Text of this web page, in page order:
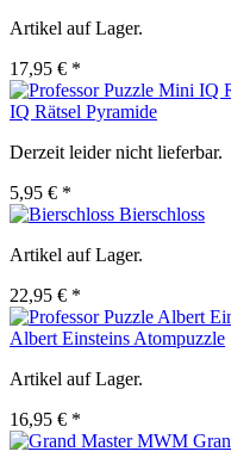
Artikel auf Lager.
17,95 € *
IQ Rätsel Pyramide
Derzeit leider nicht lieferbar.
5,95 € *
Bierschloss
Artikel auf Lager.
22,95 € *
Albert Einsteins Atompuzzle
Artikel auf Lager.
16,95 € *